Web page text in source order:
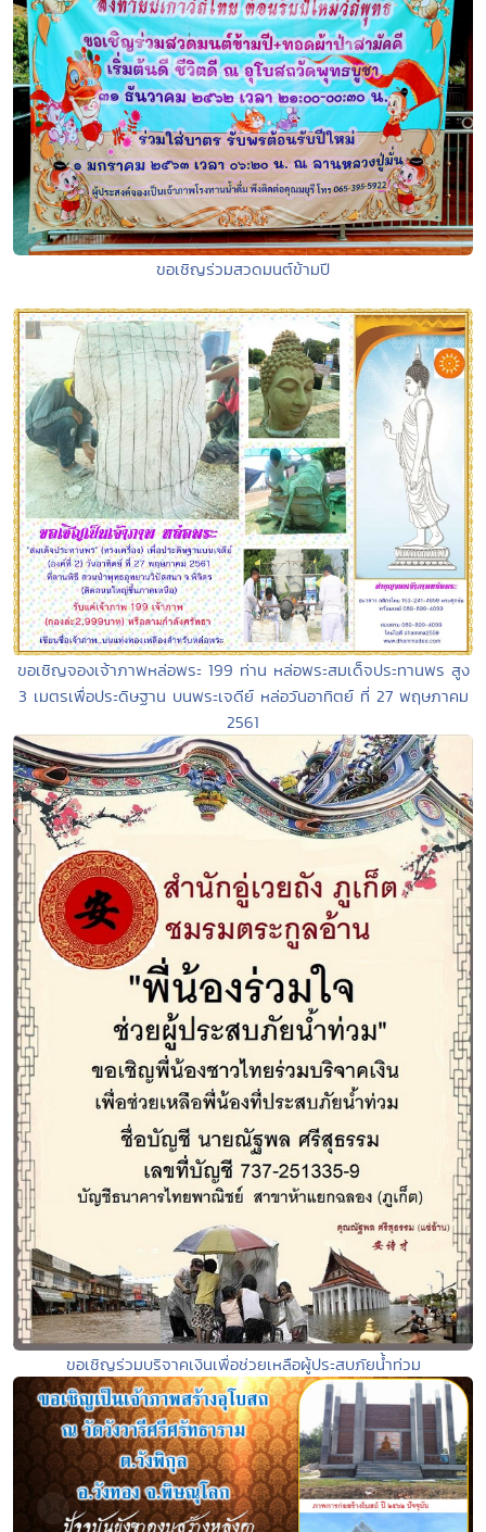
ขอเชิญร่วมสวดมนต์ข้ามปี
ขอเชิญจองเจ้าภาพหล่อพระ 199 ท่าน หล่อพระสมเด็จประทานพร สูง
3 เมตรเพื่อประดิษฐาน บนพระเจดีย์ หล่อวันอาทิตย์ ที่ 27 พฤษภาคม
2561
ขอเชิญร่วมบริจาคเงินเพื่อช่วยเหลือผู้ประสบภัยน้ำท่วม